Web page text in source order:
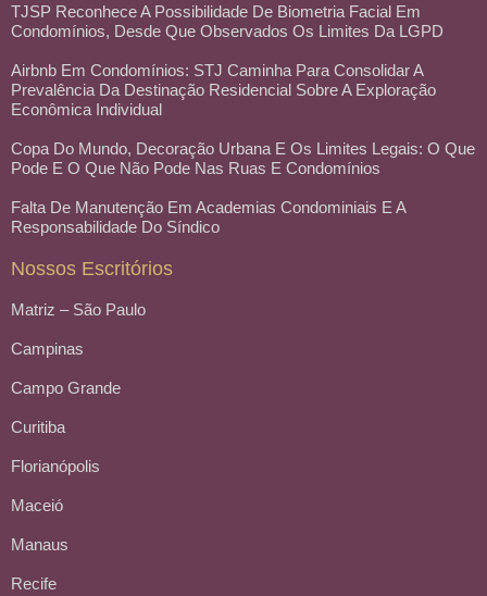
TJSP Reconhece A Possibilidade De Biometria Facial Em
Condomínios, Desde Que Observados Os Limites Da LGPD
Airbnb Em Condomínios: STJ Caminha Para Consolidar A
Prevalência Da Destinação Residencial Sobre A Exploração
Econômica Individual
Copa Do Mundo, Decoração Urbana E Os Limites Legais: O Que
Pode E O Que Não Pode Nas Ruas E Condomínios
Falta De Manutenção Em Academias Condominiais E A
Responsabilidade Do Síndico
Nossos Escritórios
Matriz – São Paulo
Campinas
Campo Grande
Curitiba
Florianópolis
Maceió
Manaus
Recife